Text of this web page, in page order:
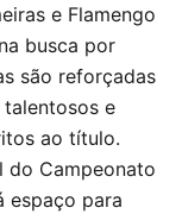
e Flamengo
busca por
são reforçadas
e
ao título.
do Campeonato
espaço para